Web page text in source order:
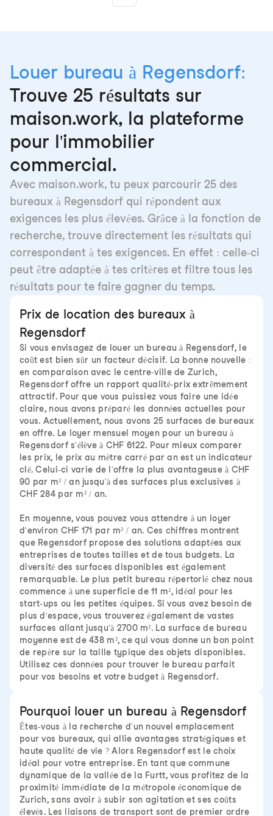
Louer bureau à Regensdorf:
Trouve 25 résultats sur
maison.work, la plateforme
pour l'immobilier
commercial.
Avec maison.work, tu peux parcourir 25 des
bureaux à Regensdorf qui répondent aux
exigences les plus élevées. Grâce à la fonction de
recherche, trouve directement les résultats qui
correspondent à tes exigences. En effet : celle-ci
peut être adaptée à tes critères et filtre tous les
résultats pour te faire gagner du temps.
Prix de location des bureaux à
Regensdorf
Si vous envisagez de louer un bureau à Regensdorf, le
coût est bien sûr un facteur décisif. La bonne nouvelle :
en comparaison avec le centre-ville de Zurich,
Regensdorf offre un rapport qualité-prix extrêmement
attractif. Pour que vous puissiez vous faire une idée
claire, nous avons préparé les données actuelles pour
vous. Actuellement, nous avons 25 surfaces de bureaux
en offre. Le loyer mensuel moyen pour un bureau à
Regensdorf s'élève à CHF 6122. Pour mieux comparer
les prix, le prix au mètre carré par an est un indicateur
clé. Celui-ci varie de l'offre la plus avantageuse à CHF
90 par m² / an jusqu'à des surfaces plus exclusives à
CHF 284 par m² / an.
En moyenne, vous pouvez vous attendre à un loyer
d'environ CHF 171 par m² / an. Ces chiffres montrent
que Regensdorf propose des solutions adaptées aux
entreprises de toutes tailles et de tous budgets. La
diversité des surfaces disponibles est également
remarquable. Le plus petit bureau répertorié chez nous
commence à une superficie de 11 m², idéal pour les
start-ups ou les petites équipes. Si vous avez besoin de
plus d'espace, vous trouverez également de vastes
surfaces allant jusqu'à 2700 m². La surface de bureau
moyenne est de 438 m², ce qui vous donne un bon point
de repère sur la taille typique des objets disponibles.
Utilisez ces données pour trouver le bureau parfait
pour vos besoins et votre budget à Regensdorf.
Pourquoi louer un bureau à Regensdorf
Êtes-vous à la recherche d'un nouvel emplacement
pour vos bureaux, qui allie avantages stratégiques et
haute qualité de vie ? Alors Regensdorf est le choix
idéal pour votre entreprise. En tant que commune
dynamique de la vallée de la Furtt, vous profitez de la
proximité immédiate de la métropole économique de
Zurich, sans avoir à subir son agitation et ses coûts
élevés. Les liaisons de transport sont de premier ordre